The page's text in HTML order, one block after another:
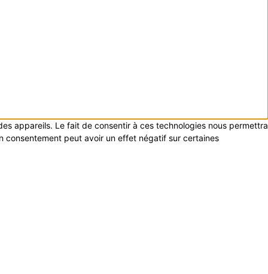
appareils. Le fait de consentir à ces technologies nous permettra
consentement peut avoir un effet négatif sur certaines